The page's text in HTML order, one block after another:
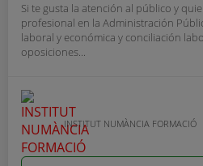
Si te gusta la atención al público y
profesional en la Administración
laboral y económica y conciliación
oposiciones...
INSTITUT NUMÀNCIA FORMACIÓ